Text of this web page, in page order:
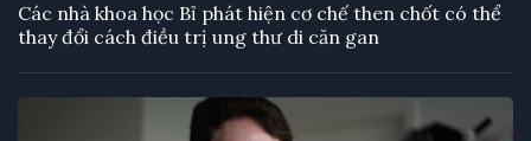
Các nhà khoa học Bỉ phát hiện cơ chế then chốt có thể
thay đổi cách điều trị ung thư di căn gan